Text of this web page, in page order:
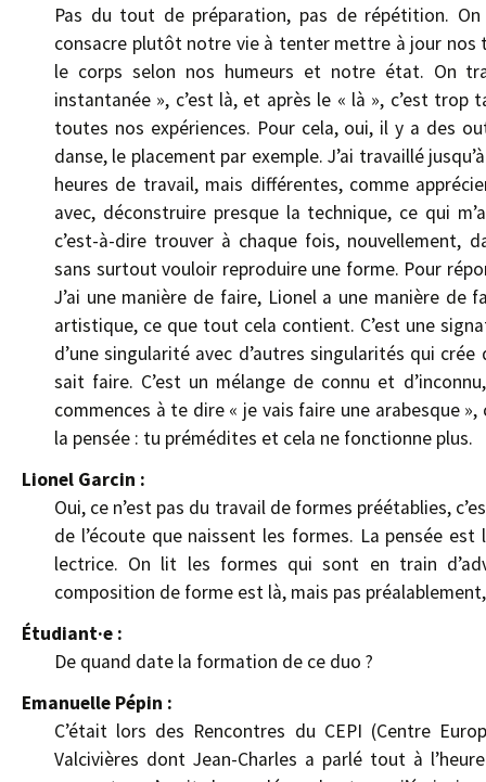
Pas du tout de préparation, pas de répétition.
consacre plutôt notre vie à tenter mettre à jour
le corps selon nos humeurs et notre état. On
instantanée », c’est là, et après le « là », c’est
toutes nos expériences. Pour cela, oui, il y a des
danse, le placement par exemple. J’ai travaillé
heures de travail, mais différentes, comme
avec, déconstruire presque la technique, ce qui
c’est-à-dire trouver à chaque fois, nouvellement,
sans surtout vouloir reproduire une forme. Pour
J’ai une manière de faire, Lionel a une manière
artistique, ce que tout cela contient. C’est une
d’une singularité avec d’autres singularités qui
sait faire. C’est un mélange de connu et
commences à te dire « je vais faire une arabesque
la pensée : tu prémédites et cela ne fonctionne plus.
Lionel Garcin :
Oui, ce n’est pas du travail de formes préétablies,
de l’écoute que naissent les formes. La pensée
lectrice. On lit les formes qui sont en train
composition de forme est là, mais pas
Étudiant·e :
De quand date la formation de ce duo ?
Emanuelle Pépin :
C’était lors des Rencontres du CEPI (Centre
Valcivières dont Jean-Charles a parlé tout à